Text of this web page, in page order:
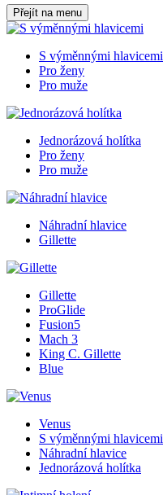
Přejít na menu
S výměnnými hlavicemi
Pro ženy
Pro muže
Jednorázová holítka
Pro ženy
Pro muže
Náhradní hlavice
Gillette
Gillette
ProGlide
Fusion5
Mach 3
King C. Gillette
Blue
Venus
S výměnnými hlavicemi
Náhradní hlavice
Jednorázová holítka